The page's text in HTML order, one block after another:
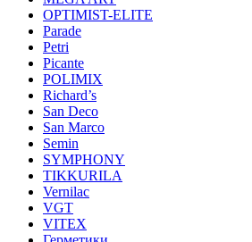
OPTIMIST-ELITE
Parade
Petri
Picante
POLIMIX
Richard’s
San Deco
San Marco
Semin
SYMPHONY
TIKKURILA
Vernilac
VGT
VITEX